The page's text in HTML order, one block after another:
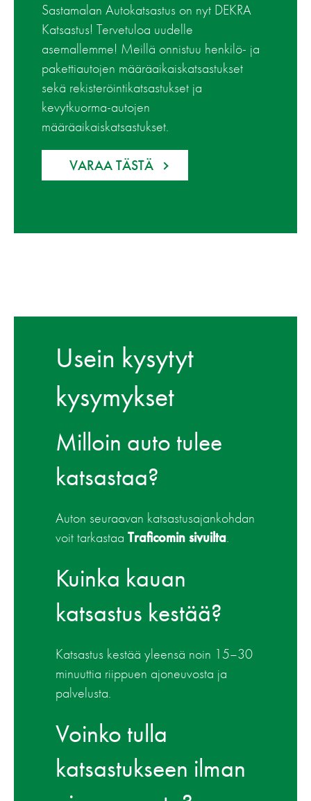
Sastamalan Autokatsastus on nyt DEKRA
Katsastus! Tervetuloa uudelle
asemallemme! Meillä onnistuu henkilö- ja
pakettiautojen määräaikaiskatsastukset
sekä rekisteröintikatsastukset ja
kevytkuorma-autojen
määräaikaiskatsastukset.
VARAA TÄSTÄ
Usein kysytyt
kysymykset
Milloin auto tulee
katsastaa?
Auton seuraavan katsastusajankohdan
voit tarkastaa Traficomin sivuilta.
Kuinka kauan
katsastus kestää?
Katsastus kestää yleensä noin 15–30
minuuttia riippuen ajoneuvosta ja
palvelusta.
Voinko tulla
katsastukseen ilman